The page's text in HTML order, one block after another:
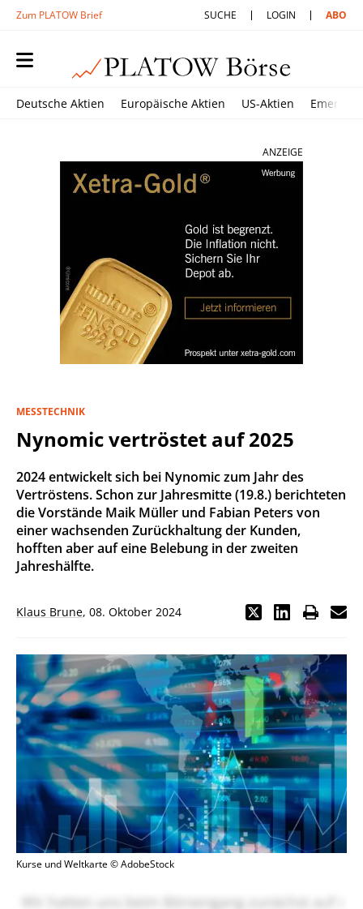
Zum PLATOW Brief SUCHE LOGIN ABO
Deutsche Aktien Europäische Aktien US-Aktien
ANZEIGE
MESSTECHNIK
Nynomic vertröstet auf 2025
2024 entwickelt sich bei Nynomic zum Jahr des
Vertröstens. Schon zur Jahresmitte (19.8.) berichteten
die Vorstände Maik Müller und Fabian Peters von
einer wachsenden Zurückhaltung der Kunden,
hofften aber auf eine Belebung in der zweiten
Jahreshälfte.
Klaus Brune, 08. Oktober 2024
Kurse und Weltkarte © AdobeStock